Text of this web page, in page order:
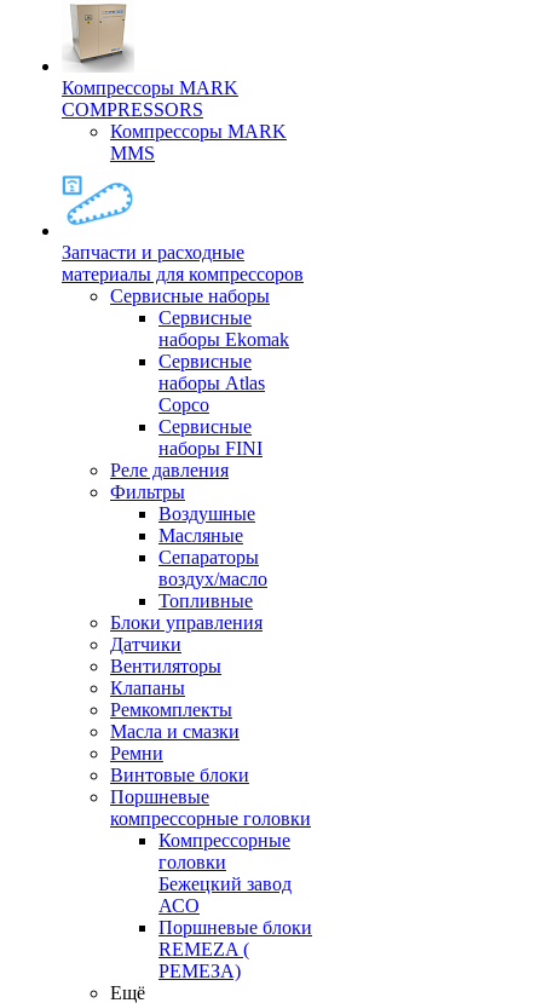
Компрессоры MARK
COMPRESSORS
Компрессоры MARK
MMS
Запчасти и расходные
материалы для компрессоров
Cервисные наборы
Сервисные
наборы Ekomak
Cервисные
наборы Atlas
Copco
Сервисные
наборы FINI
Реле давления
Фильтры
Воздушные
Масляные
Сепараторы
воздух/масло
Топливные
Блоки управления
Датчики
Вентиляторы
Клапаны
Ремкомплекты
Масла и смазки
Ремни
Винтовые блоки
Поршневые
компрессорные головки
Компрессорные
головки
Бежецкий завод
АСО
Поршневые блоки
REMEZA (
РЕМЕЗА)
Ещё